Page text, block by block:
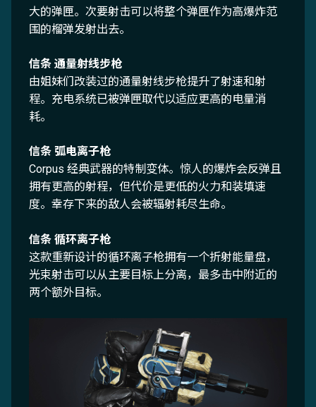
大的弹匣。次要射击可以将整个弹匣作为高爆炸范
围的榴弹发射出去。
信条 通量射线步枪
由姐妹们改装过的通量射线步枪提升了射速和射
程。充电系统已被弹匣取代以适应更高的电量消
耗。
信条 弧电离子枪
Corpus 经典武器的特制变体。惊人的爆炸会反弹且
拥有更高的射程，但代价是更低的火力和装填速
度。幸存下来的敌人会被辐射耗尽生命。
信条 循环离子枪
这款重新设计的循环离子枪拥有一个折射能量盘，
光束射击可以从主要目标上分离，最多击中附近的
两个额外目标。